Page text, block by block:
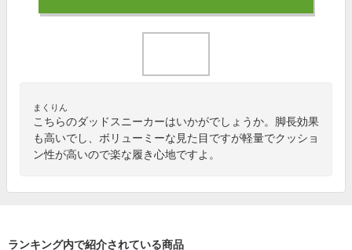
まくりん
こちらのダッドスニーカーはいかがでしょうか。脚長効果
も高いでし、ボリューミーな見た目ですが軽量でクッショ
ン性が高いので楽な履き心地ですよ。
ランキング内で紹介されている商品